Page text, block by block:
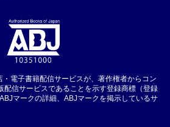
電子書籍配信サービスが、著作権者からコン
配信サービスであることを示す登録商標（登録
マークの詳細、ABJマークを掲示しているサ